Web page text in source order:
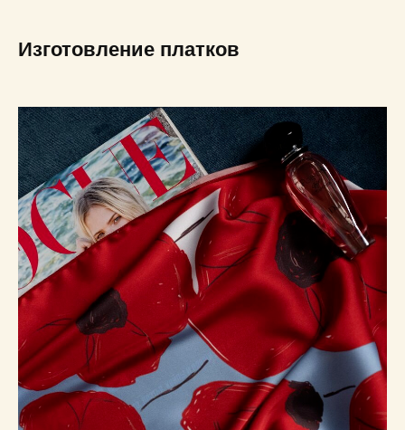
Изготовление платков